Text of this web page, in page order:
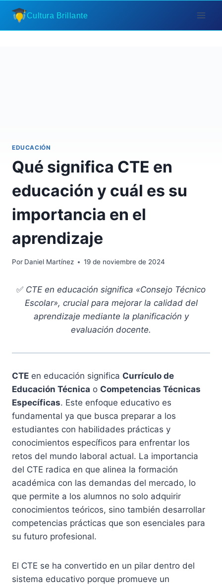
Saltar
contenido
Cultura Brillante
EDUCACIÓN
Qué significa CTE en
educación y cuál es su
importancia en el
aprendizaje
Por Daniel Martínez 19 de noviembre de 2024
✅ CTE en educación significa «Consejo Técnico
Escolar», crucial para mejorar la calidad del
aprendizaje mediante la planificación y
evaluación docente.
CTE en educación significa Currículo de
Educación Técnica o Competencias Técnicas
Específicas. Este enfoque educativo es
fundamental ya que busca preparar a los
estudiantes con habilidades prácticas y
conocimientos específicos para enfrentar los
retos del mundo laboral actual. La importancia
del CTE radica en que alinea la formación
académica con las demandas del mercado, lo
que permite a los alumnos no solo adquirir
conocimientos teóricos, sino también desarrollar
competencias prácticas que son esenciales para
su futuro profesional.
El CTE se ha convertido en un pilar dentro del
sistema educativo porque promueve un